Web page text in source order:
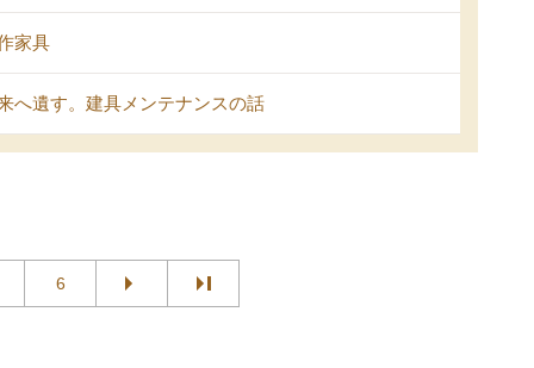
家具
へ遺す。建具メンテナンスの話
6